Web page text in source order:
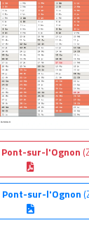
Pont-sur-l'Ognon
Pont-sur-l'Ognon